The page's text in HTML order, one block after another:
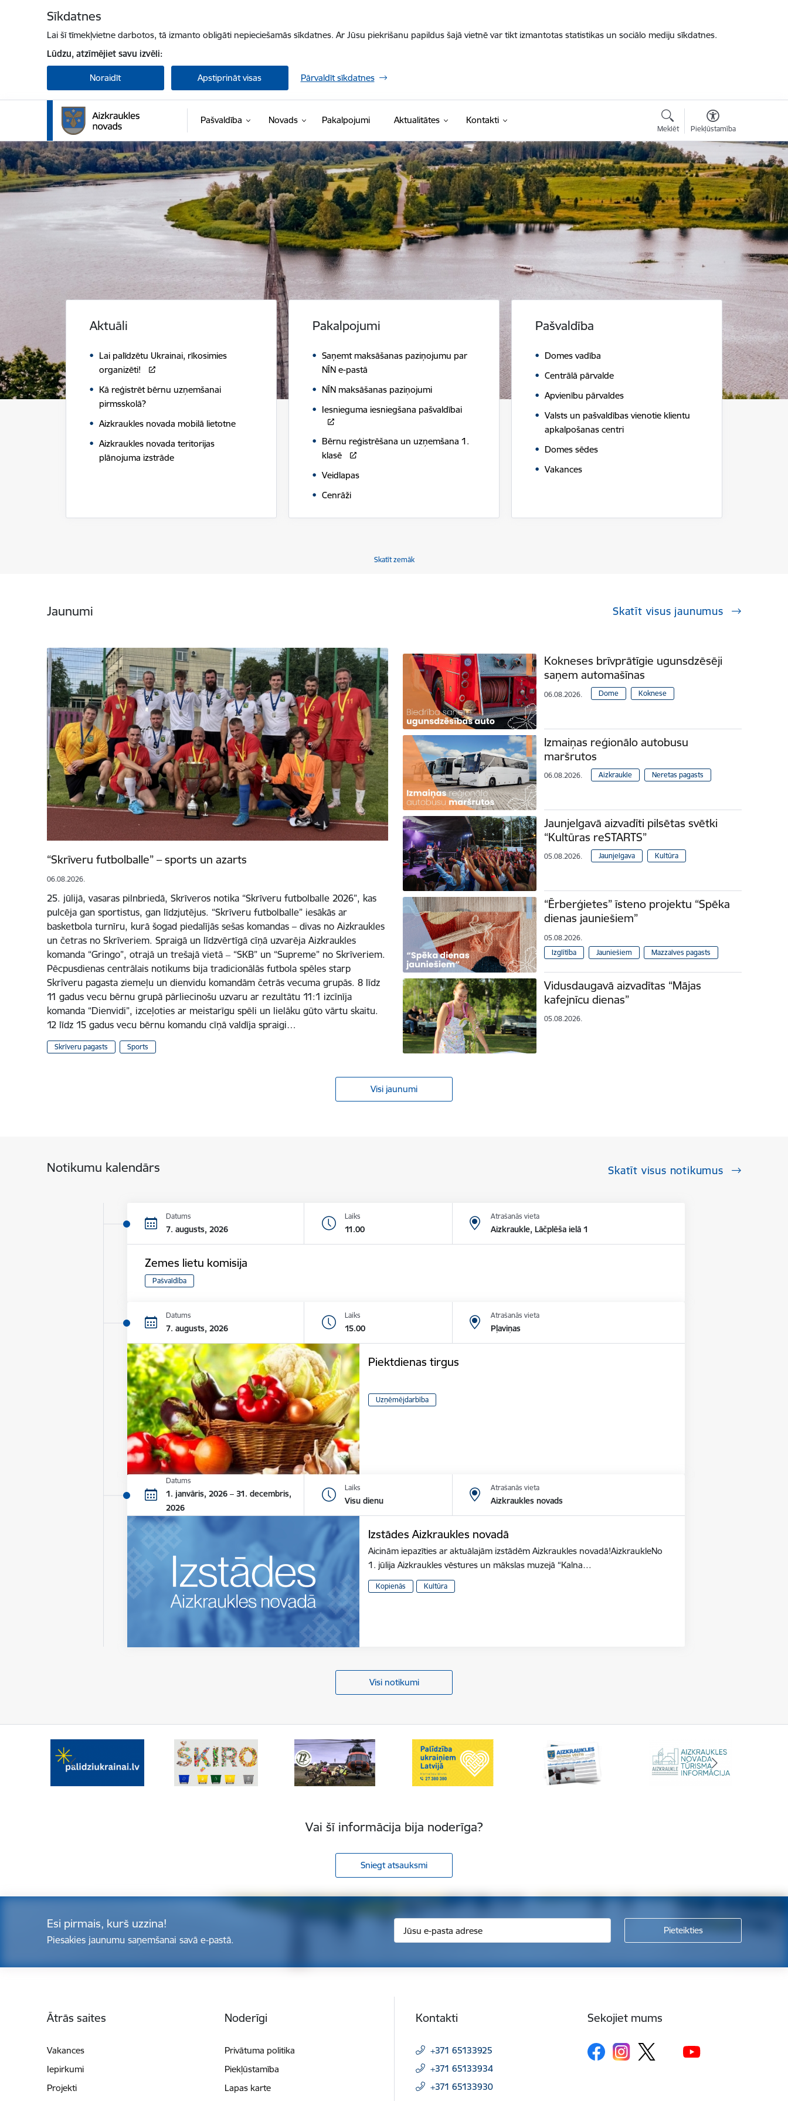
Sīkdatnes
Lai šī tīmekļvietne darbotos, tā izmanto obligāti nepieciešamās sīkdatnes. Ar Jūsu piekrišanu papildus šajā vietnē var tikt izmantotas statistikas un sociālo mediju sīkdatnes.
Lūdzu, atzīmējiet savu izvēli:
Noraidīt Apstiprināt visas Pārvaldīt sīkdatnes
Pašvaldība Novads Pakalpojumi Aktualitātes Kontakti
Meklēt Piekļūstamība
Aizkraukles novada pašvaldība
Aktuāli
Lai palīdzētu Ukrainai, rīkosimies
organizēti!
Kā reģistrēt bērnu uzņemšanai
pirmsskolā?
Aizkraukles novada mobilā lietotne
Aizkraukles novada teritorijas
plānojuma izstrāde
Pakalpojumi
Saņemt maksāšanas paziņojumu par
NĪN e-pastā
NĪN maksāšanas paziņojumi
Iesnieguma iesniegšana pašvaldībai
Bērnu reģistrēšana un uzņemšana 1.
klasē
Veidlapas
Cenrāži
Pašvaldība
Domes vadība
Centrālā pārvalde
Apvienību pārvaldes
Valsts un pašvaldības vienotie klientu
apkalpošanas centri
Domes sēdes
Vakances
Skatīt zemāk
Jaunumi Skatīt visus jaunumus
“Skrīveru futbolballe” – sports un azarts
06.08.2026.
25. jūlijā, vasaras pilnbriedā, Skrīveros notika “Skrīveru futbolballe 2026”, kas
pulcēja gan sportistus, gan līdzjutējus. “Skrīveru futbolballe” iesākās ar
basketbola turnīru, kurā šogad piedalījās sešas komandas – divas no Aizkraukles
un četras no Skrīveriem. Spraigā un līdzvērtīgā cīņā uzvarēja Aizkraukles
komanda “Gringo”, otrajā un trešajā vietā ‒ “SKB” un “Supreme” no Skrīveriem.
Pēcpusdienas centrālais notikums bija tradicionālās futbola spēles starp
Skrīveru pagasta ziemeļu un dienvidu komandām četrās vecuma grupās. 8 līdz
11 gadus vecu bērnu grupā pārliecinošu uzvaru ar rezultātu 11:1 izcīnīja
komanda “Dienvidi”, izceļoties ar meistarīgu spēli un lielāku gūto vārtu skaitu.
12 līdz 15 gadus vecu bērnu komandu cīņā valdīja spraigi…
Skrīveru pagasts Sports
Kokneses brīvprātīgie ugunsdzēsēji
saņem automašīnas
06.08.2026. Dome Koknese
Izmaiņas reģionālo autobusu
maršrutos
06.08.2026. Aizkraukle Neretas pagasts
Jaunjelgavā aizvadīti pilsētas svētki
“Kultūras reSTARTS”
05.08.2026. Jaunjelgava Kultūra
“Ērberģietes” īsteno projektu “Spēka
dienas jauniešiem”
05.08.2026.
Izglītība
Jauniešiem Mazzalves pagasts
Vidusdaugavā aizvadītas “Mājas
kafejnīcu dienas”
05.08.2026.
Visi jaunumi
Notikumu kalendārs Skatīt visus notikumus
Datums
7. augusts, 2026
Laiks
11.00
Atrašanās vieta
Aizkraukle, Lāčplēša ielā 1
Zemes lietu komisija
Pašvaldība
Datums
7. augusts, 2026
Laiks
15.00
Atrašanās vieta
Pļaviņas
Piektdienas tirgus
Uzņēmējdarbība
Datums
1. janvāris, 2026 – 31. decembris,
2026
Laiks
Visu dienu
Atrašanās vieta
Aizkraukles novads
Izstādes Aizkraukles novadā
Aicinām iepazīties ar aktuālajām izstādēm Aizkraukles novadā!AizkraukleNo
1. jūlija Aizkraukles vēstures un mākslas muzejā “Kalna…
Kopienās Kultūra
Visi notikumi
Vai šī informācija bija noderīga?
Sniegt atsauksmi
Esi pirmais, kurš uzzina!
Piesakies jaunumu saņemšanai savā e-pastā.
Ātrās saites
Vakances
Iepirkumi
Projekti
Noderīgi
Privātuma politika
Piekļūstamība
Lapas karte
Kontakti
+371 65133925
+371 65133934
+371 65133930
Sekojiet mums